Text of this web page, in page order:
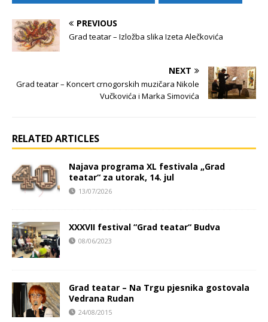
PREVIOUS
Grad teatar – Izložba slika Izeta Alečkovića
NEXT
Grad teatar – Koncert crnogorskih muzičara Nikole
Vučkovića i Marka Simovića
RELATED ARTICLES
Najava programa XL festivala „Grad
teatar“ za utorak, 14. jul
13/07/2026
XXXVII festival “Grad teatar“ Budva
08/06/2023
Grad teatar – Na Trgu pjesnika gostovala
Vedrana Rudan
24/08/2015